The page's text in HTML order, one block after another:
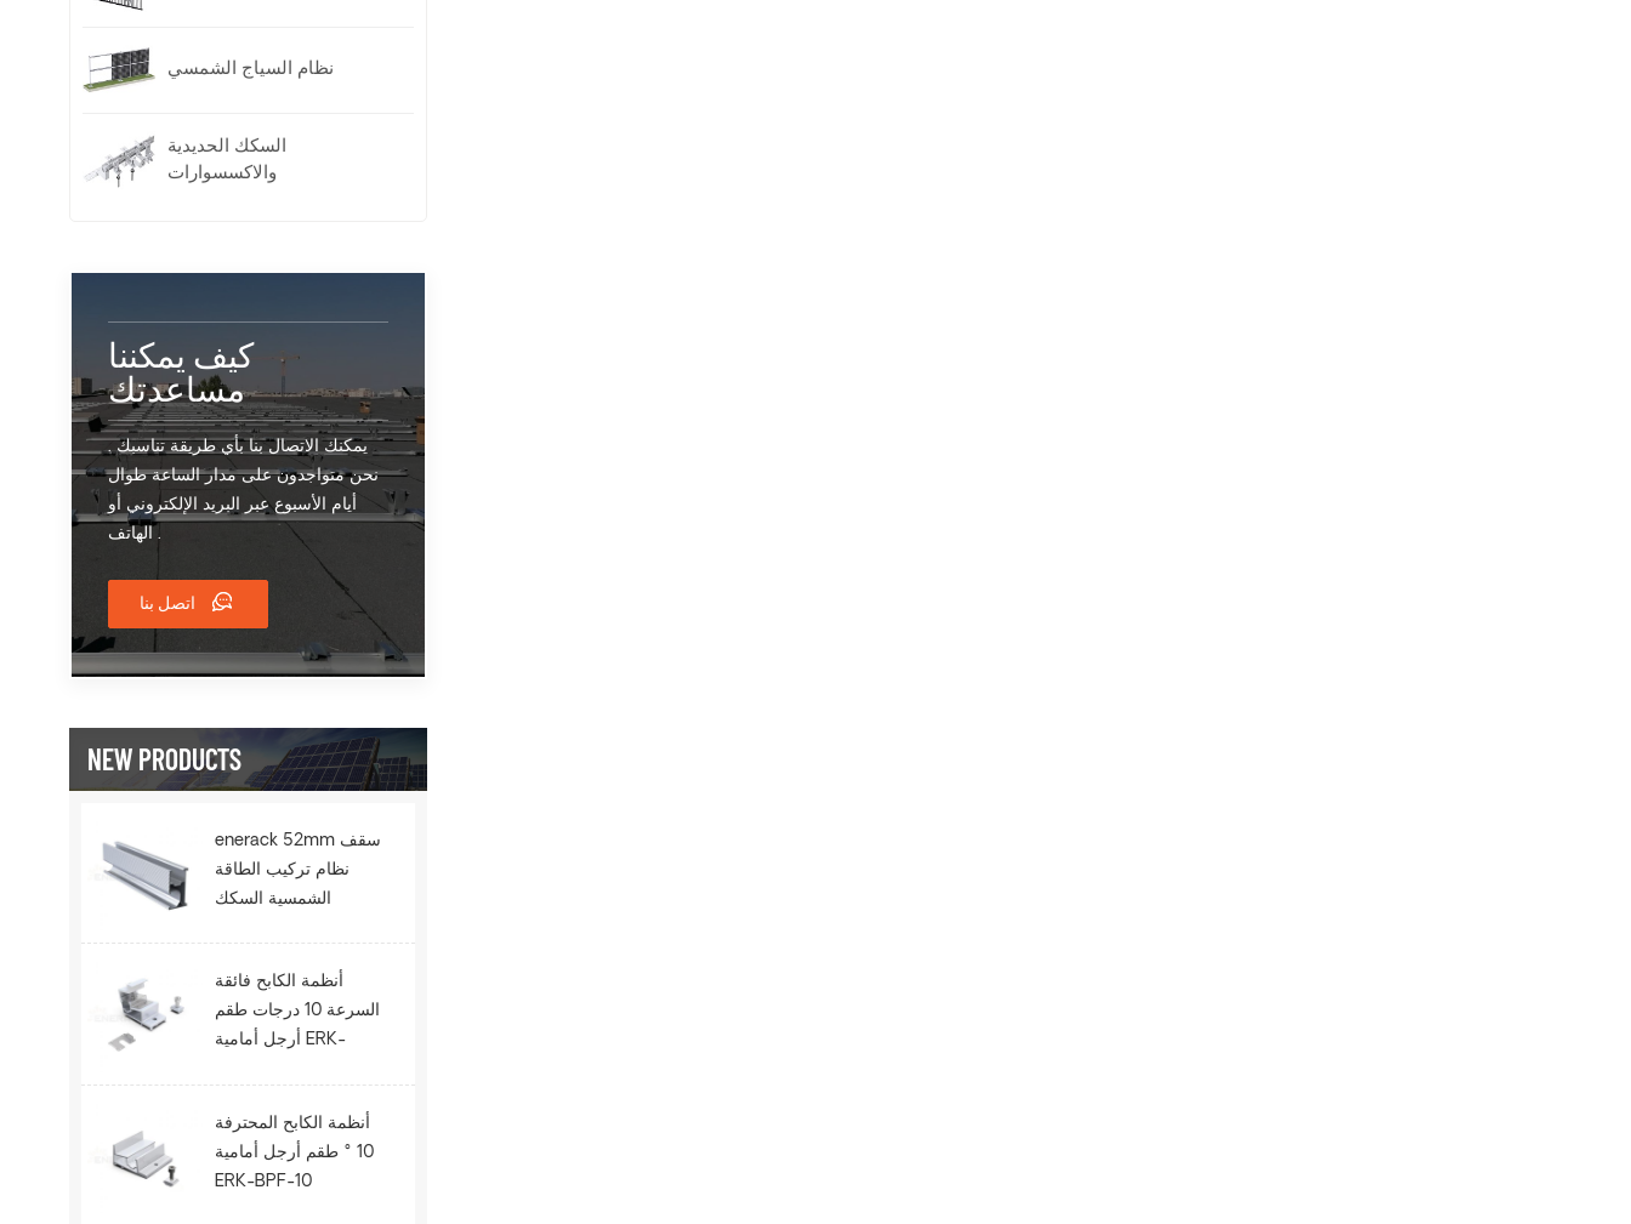
نظام السياج الشمسي
السكك الحديدية
والاكسسوارات
كيف يمكننا
مساعدتك
يمكنك الاتصال بنا بأي طريقة تناسبك .
نحن متواجدون على مدار الساعة طوال
أيام الأسبوع عبر البريد الإلكتروني أو
الهاتف .
اتصل بنا
NEW PRODUCTS
enerack 52mm سقف
نظام تركيب الطاقة
الشمسية السكك
أنظمة الكابح فائقة
السرعة 10 درجات طقم
أرجل أمامية ERK-
أنظمة الكابح المحترفة
10 ° طقم أرجل أمامية
ERK-BPF-10